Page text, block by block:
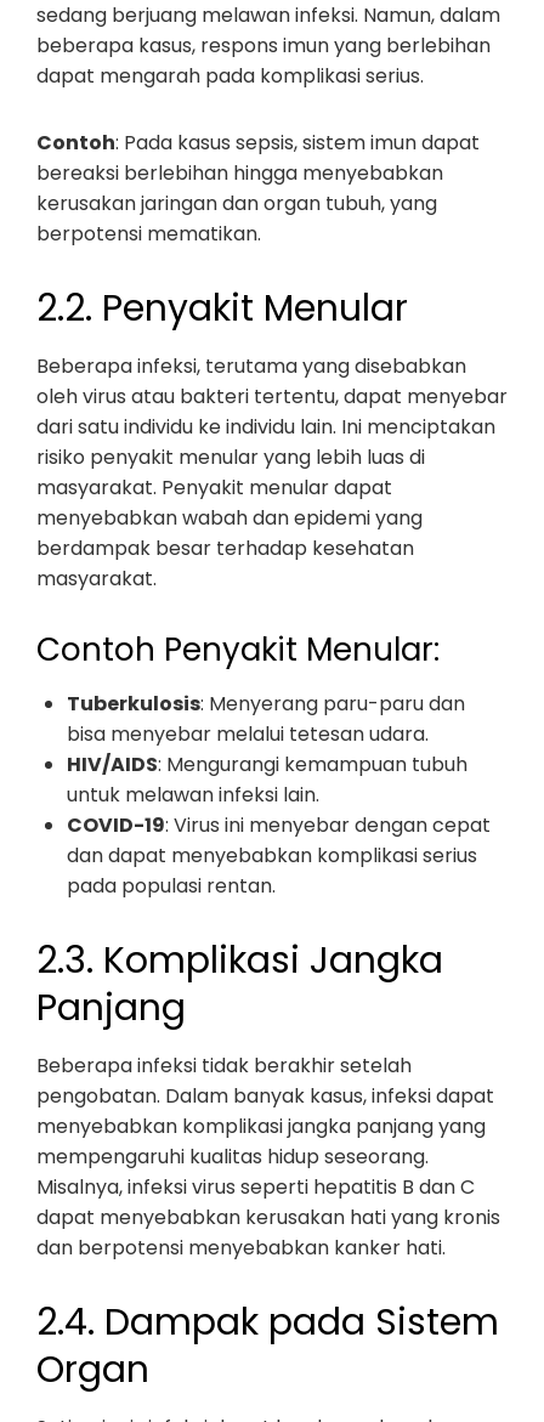
sedang berjuang melawan infeksi. Namun, dalam
beberapa kasus, respons imun yang berlebihan
dapat mengarah pada komplikasi serius.
Contoh: Pada kasus sepsis, sistem imun dapat
bereaksi berlebihan hingga menyebabkan
kerusakan jaringan dan organ tubuh, yang
berpotensi mematikan.
2.2. Penyakit Menular
Beberapa infeksi, terutama yang disebabkan
oleh virus atau bakteri tertentu, dapat menyebar
dari satu individu ke individu lain. Ini menciptakan
risiko penyakit menular yang lebih luas di
masyarakat. Penyakit menular dapat
menyebabkan wabah dan epidemi yang
berdampak besar terhadap kesehatan
masyarakat.
Contoh Penyakit Menular:
Tuberkulosis: Menyerang paru-paru dan
bisa menyebar melalui tetesan udara.
HIV/AIDS: Mengurangi kemampuan tubuh
untuk melawan infeksi lain.
COVID-19: Virus ini menyebar dengan cepat
dan dapat menyebabkan komplikasi serius
pada populasi rentan.
2.3. Komplikasi Jangka
Panjang
Beberapa infeksi tidak berakhir setelah
pengobatan. Dalam banyak kasus, infeksi dapat
menyebabkan komplikasi jangka panjang yang
mempengaruhi kualitas hidup seseorang.
Misalnya, infeksi virus seperti hepatitis B dan C
dapat menyebabkan kerusakan hati yang kronis
dan berpotensi menyebabkan kanker hati.
2.4. Dampak pada Sistem
Organ